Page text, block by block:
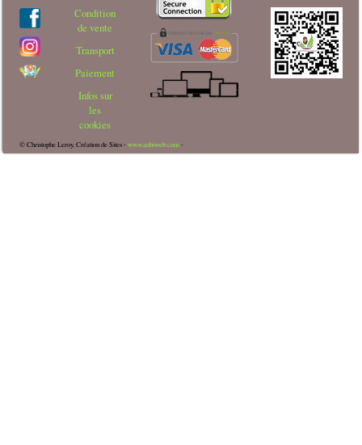
Condition
de vente
Transport
Paiement
Infos sur
les
cookies
© Christophe Leroy, Création de Sites -www.aubiweb.com-